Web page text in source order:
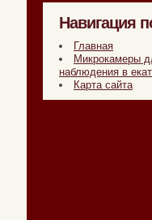
Навигация
Главная
Микрокамеры
наблюдения в
Карта сайта